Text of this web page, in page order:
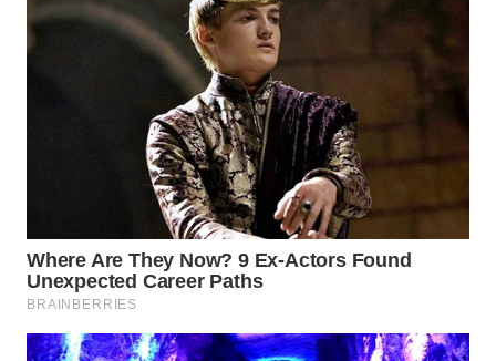
Wahana
Media
Group
WAHANA
ADVOKAT
WAHANA